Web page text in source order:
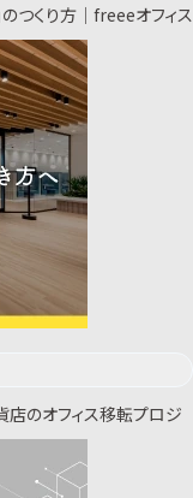
のつくり方｜freeeオフィス
店のオフィス移転プロジ